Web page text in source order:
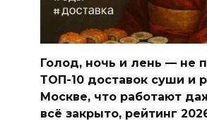
Голод, ночь и лень — не
ТОП-10 доставок суши и
Москве, что работают
всё закрыто, рейтинг